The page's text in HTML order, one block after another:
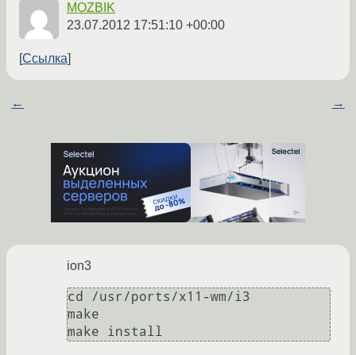
MOZBIK
23.07.2012 17:51:10 +00:00
Ссылка
← →
ion3
cd /usr/ports/x11-wm/i3
make